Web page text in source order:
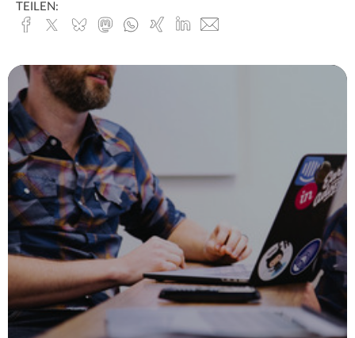
TEILEN:
Facebook
x.com BlueskyMastodonWhatsapp
Xing
Linked